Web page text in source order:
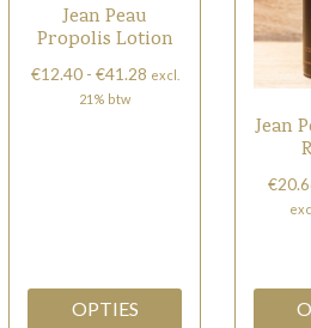
Jean Peau
Propolis Lotion
€12.40 - €41.28Prijsklasse:
excl.
21% btw
OPTIES
optie
Jean
€